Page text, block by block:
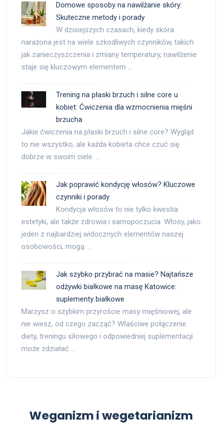
Domowe sposoby na nawilżanie skóry:
Skuteczne metody i porady
W dzisiejszych czasach, kiedy skóra
narażona jest na wiele szkodliwych czynników, takich
jak zanieczyszczenia i zmiany temperatury, nawilżenie
staje się kluczowym elementem …
Trening na płaski brzuch i silne core u
kobiet: Ćwiczenia dla wzmocnienia mięśni
brzucha
Jakie ćwiczenia na płaski brzuch i silne core? Wygląd
to nie wszystko, ale każda kobieta chce czuć się
dobrze w swoim ciele. …
Jak poprawić kondycję włosów? Kluczowe
czynniki i porady
Kondycja włosów to nie tylko kwestia
estetyki, ale także zdrowia i samopoczucia. Włosy, jako
jeden z najbardziej widocznych elementów naszej
osobowości, mogą …
Jak szybko przybrać na masie? Najtańsze
odżywki białkowe na masę Katowice:
suplementy białkowe
Marzysz o szybkim przyroście masy mięśniowej, ale
nie wiesz, od czego zacząć? Właściwe połączenie
diety, treningu siłowego i odpowiedniej suplementacji
może zdziałać …
Weganizm i wegetarianizm